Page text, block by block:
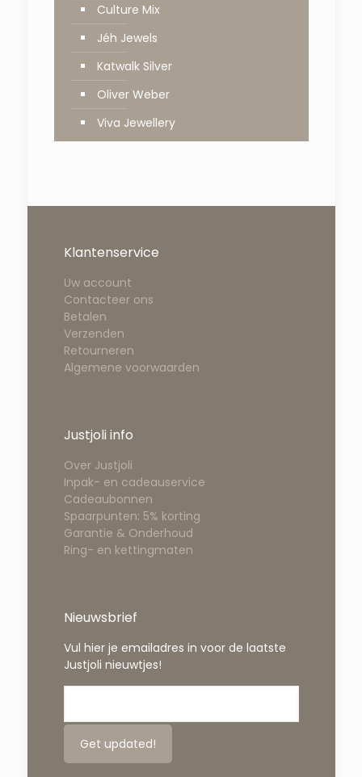
Culture Mix
Jéh Jewels
Katwalk Silver
Oliver Weber
Viva Jewellery
Klantenservice
Uw account
Contacteer ons
Betalen
Verzenden
Retourneren
Algemene voorwaarden
Justjoli info
Over Justjoli
Inpak- en cadeauservice
Cadeaubonnen
Spaarpunten: 5% korting
Garantie & Onderhoud
Ring- en kettingmaten
Nieuwsbrief
Vul hier je emailadres in voor de laatste
Justjoli nieuwtjes!